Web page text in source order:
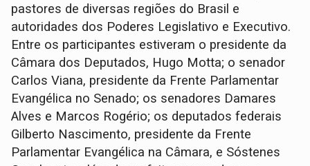
pastores de diversas regiões do Brasil e
autoridades dos Poderes Legislativo e Executivo.
Entre os participantes estiveram o presidente da
Câmara dos Deputados, Hugo Motta; o senador
Carlos Viana, presidente da Frente Parlamentar
Evangélica no Senado; os senadores Damares
Alves e Marcos Rogério; os deputados federais
Gilberto Nascimento, presidente da Frente
Parlamentar Evangélica na Câmara, e Sóstenes